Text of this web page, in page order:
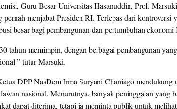
Guru Besar Universitas Hasanuddin, Prof.
pernah menjabat Presiden RI. Terlepas dari kontroversi
besar bagi pembangunan dan pertumbuhan ekonomi
tahun memimpin, dengan berbagai pembangunan
tutur Marsuki.
DPP NasDem Irma Suryani Chaniago mendukung
nasional. Menurutnya, banyak peninggalan yang
dapat diterima, tetapi ia meminta publik untuk